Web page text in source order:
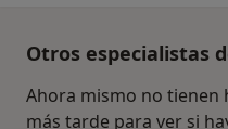
Otros especialistas
Ahora mismo no tienen
más tarde para ver si